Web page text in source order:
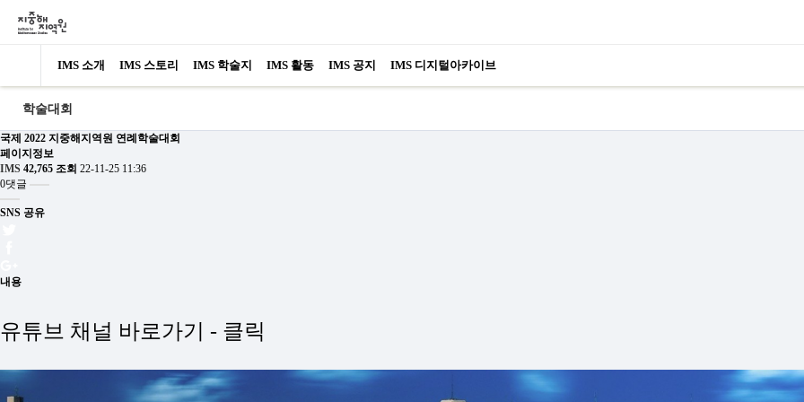
IMS 소개 IMS 스토리 IMS 학술지 IMS 활동 IMS 공지 IMS 디지털아카이브
학술대회
국제 2022 지중해지역원 연례학술대회
페이지정보
IMS 42,765 조회 22-11-25 11:36
0댓글
SNS 공유
내용
유튜브 채널 바로가기 - 클릭